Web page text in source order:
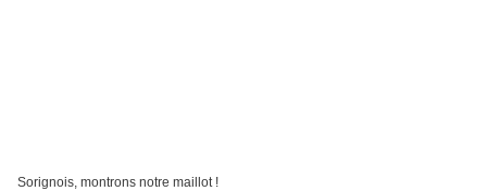
Sorignois, montrons notre maillot !